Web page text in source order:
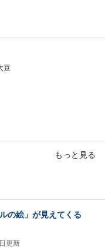
豆
もっと見る
の絵」が見えてくる
更新